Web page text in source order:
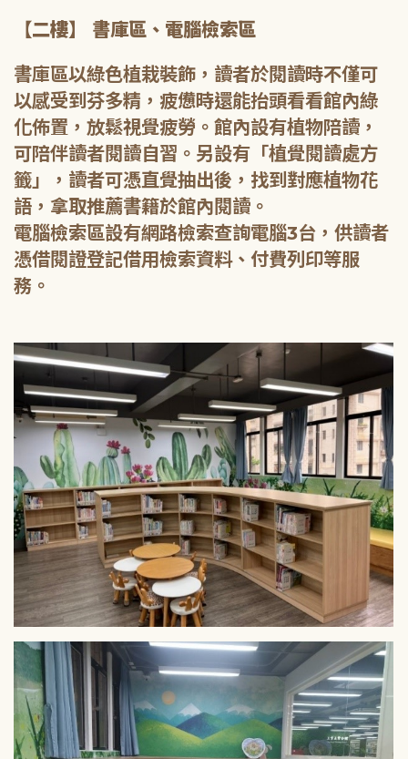
【二樓】 書庫區、電腦檢索區
書庫區以綠色植栽裝飾，讀者於閱讀時不僅可
以感受到芬多精，疲憊時還能抬頭看看館內綠
化佈置，放鬆視覺疲勞。館內設有植物陪讀，
可陪伴讀者閱讀自習。另設有「植覺閱讀處方
籤」，讀者可憑直覺抽出後，找到對應植物花
語，拿取推薦書籍於館內閱讀。
電腦檢索區設有網路檢索查詢電腦3台，供讀者
憑借閱證登記借用檢索資料、付費列印等服
務。